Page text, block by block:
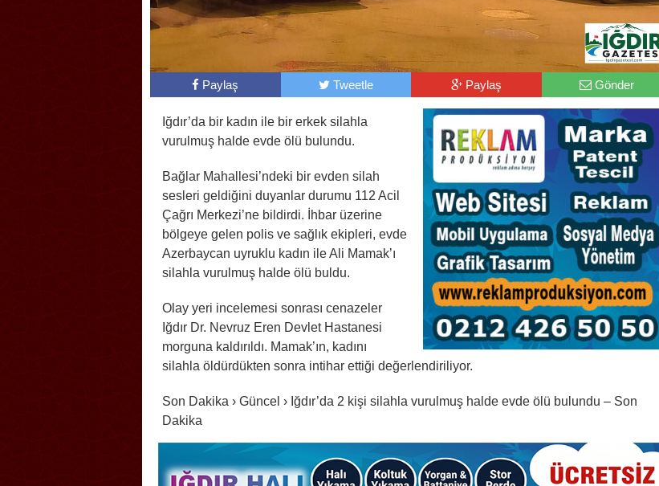
Paylaş Tweetle Paylaş Gönder
Iğdır’da bir kadın ile bir erkek silahla
vurulmuş halde evde ölü bulundu.
Bağlar Mahallesi’ndeki bir evden silah
sesleri geldiğini duyanlar durumu 112 Acil
Çağrı Merkezi’ne bildirdi. İhbar üzerine
bölgeye gelen polis ve sağlık ekipleri, evde
Azerbaycan uyruklu kadın ile Ali Mamak’ı
silahla vurulmuş halde ölü buldu.
Olay yeri incelemesi sonrası cenazeler
Iğdır Dr. Nevruz Eren Devlet Hastanesi
morguna kaldırıldı. Mamak’ın, kadını
silahla öldürdükten sonra intihar ettiği değerlendiriliyor.
Son Dakika › Güncel › Iğdır’da 2 kişi silahla vurulmuş halde evde ölü bulundu – Son
Dakika